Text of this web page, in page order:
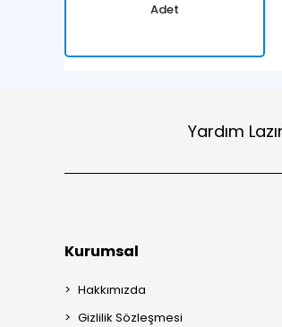
Adet
Yardım
Kurumsal
Hakkımızda
Gizlilik Sözleşmesi